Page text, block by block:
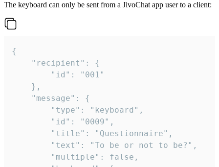
The keyboard can only be sent from a JivoChat app user to a client:
{